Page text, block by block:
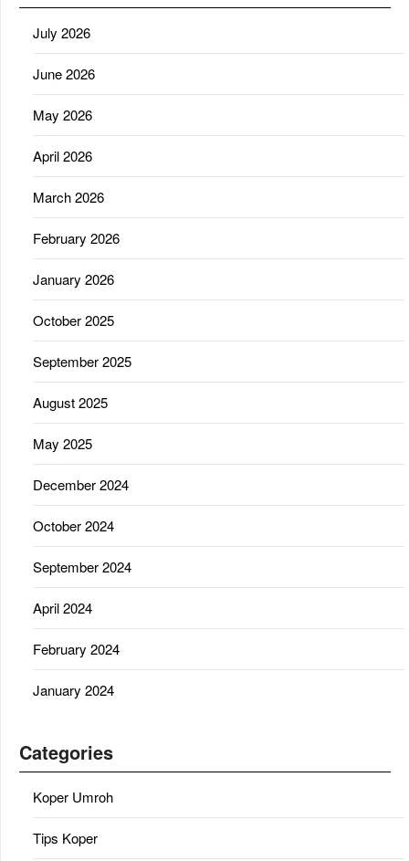
July 2026
June 2026
May 2026
April 2026
March 2026
February 2026
January 2026
October 2025
September 2025
August 2025
May 2025
December 2024
October 2024
September 2024
April 2024
February 2024
January 2024
Categories
Koper Umroh
Tips Koper